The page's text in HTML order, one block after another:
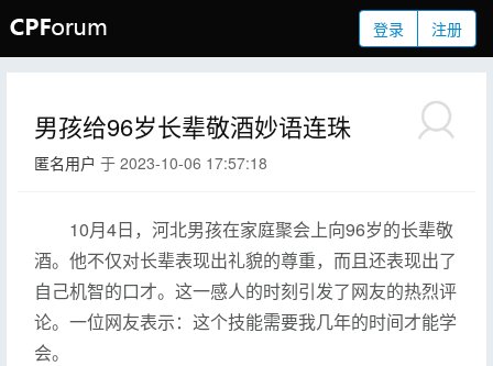
登录 注册
男孩给96岁长辈敬酒妙语连珠
匿名用户 于 2023-10-06 17:57:18
10月4日，河北男孩在家庭聚会上向96岁的长辈敬
酒。他不仅对长辈表现出礼貌的尊重，而且还表现出了
自己机智的口才。这一感人的时刻引发了网友的热烈评
论。一位网友表示：这个技能需要我几年的时间才能学
会。